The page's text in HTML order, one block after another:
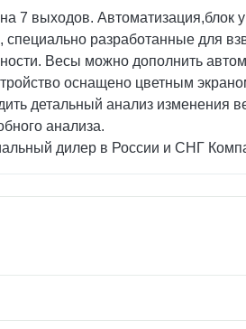
7 выходов.
разработанные для
Весы можно дополнить
оснащено цветным
детальный анализ изменения
анализа.
дилер в России и СНГ